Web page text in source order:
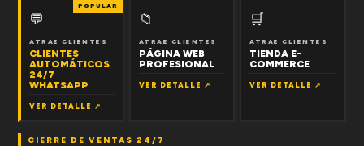
POPULAR
💬
ATRAE CLIENTES
CLIENTES
AUTOMÁTICOS
24/7
WHATSAPP
VER DETALLE ↗
📁
ATRAE CLIENTES
PÁGINA WEB
PROFESIONAL
VER DETALLE ↗
🛒
ATRAE CLIENTES
TIENDA E-
COMMERCE
VER DETALLE ↗
CIERRE DE VENTAS 24/7